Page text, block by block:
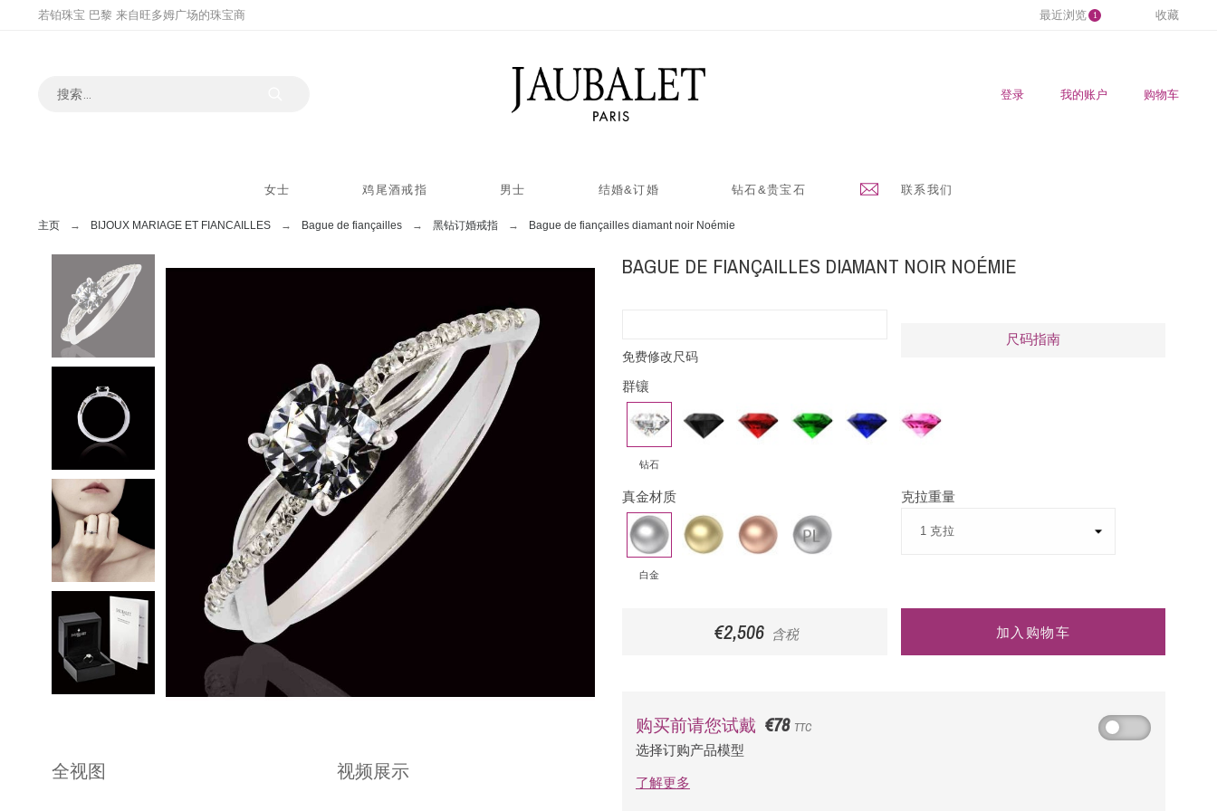
若铂珠宝 巴黎 来自旺多姆广场的珠宝商 最近浏览 1 收藏
登录 我的账户 购物车
女士 鸡尾酒戒指 男士 结婚&订婚 钻石&贵宝石 联系我们
主页 BIJOUX MARIAGE ET FIANCAILLES Bague de fiançailles 黑钻订婚戒指 Bague de fiançailles diamant noir Noémie
全视图 视频展示
BAGUE DE FIANÇAILLES DIAMANT NOIR NOÉMIE
免费修改尺码
尺码指南
群镶
钻
石
钻石
黑
钻
红
宝
祖
母
蓝
宝
粉
红
石
真金材质
白
金
白金
黄
金
玫
瑰
铂
金
克拉重量
€2,506 含税 加入购物车
购买前请您试戴 €78 TTC
选择订购产品模型
了解更多